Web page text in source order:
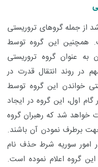
از جمله گروهای تروریستی
همچنین این گروه توسط
به عنوان گروه تروریستی
در روند انتقال قدرت در
خواندن این گروه توسط
اول، این گروه در ایجاد
خواهد شد که رهبران گروه
جهت برطرف نمودن آن باشند.
امور سوریه شرط حذف نام
این گروه اعلام نموده است.